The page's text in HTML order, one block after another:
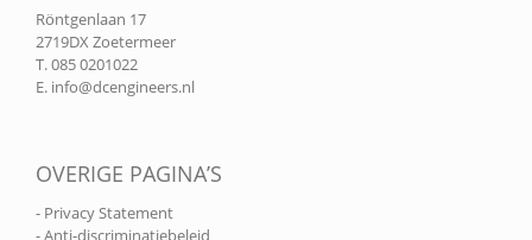
Röntgenlaan 17
2719DX Zoetermeer
T. 085 0201022
E. info@dcengineers.nl
OVERIGE PAGINA’S
- Privacy Statement
- Anti-discriminatiebeleid